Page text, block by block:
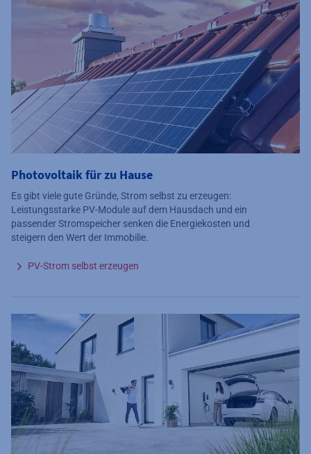
Photovoltaik für zu Hause
Es gibt viele gute Gründe, Strom selbst zu erzeugen:
Leistungsstarke PV-Module auf dem Hausdach und ein
passender Stromspeicher senken die Energiekosten und
steigern den Wert der Immobilie.
PV-Strom selbst erzeugen